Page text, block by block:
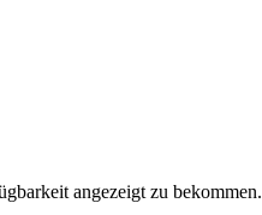
angezeigt zu bekommen.